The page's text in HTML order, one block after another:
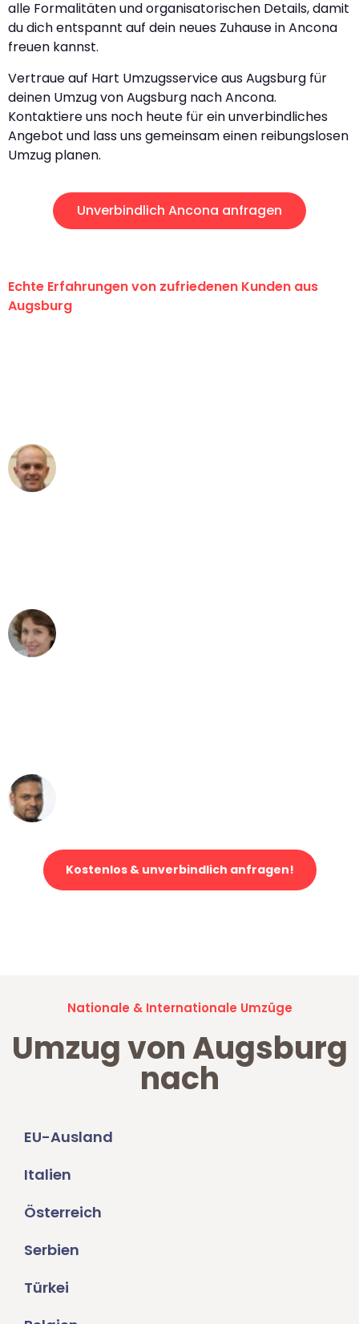
alle Formalitäten und organisatorischen Details, damit
du dich entspannt auf dein neues Zuhause in Ancona
freuen kannst.
Vertraue auf Hart Umzugsservice aus Augsburg für
deinen Umzug von Augsburg nach Ancona.
Kontaktiere uns noch heute für ein unverbindliches
Angebot und lass uns gemeinsam einen reibungslosen
Umzug planen.
Unverbindlich Ancona anfragen
Echte Erfahrungen von zufriedenen Kunden aus
Augsburg
Kostenlos & unverbindlich anfragen!
Nationale & Internationale Umzüge
Umzug von Augsburg
nach
EU-Ausland
Italien
Österreich
Serbien
Türkei